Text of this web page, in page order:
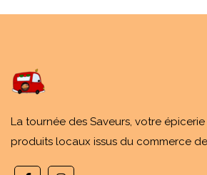
La tournée des Saveurs, votre
produits locaux issus du commerce